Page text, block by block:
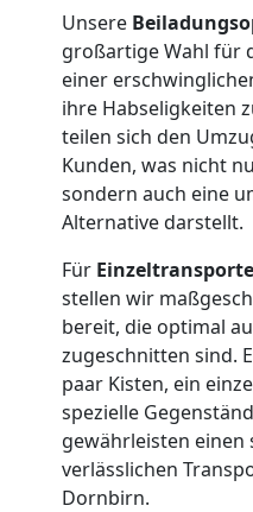
Unsere
großartige Wahl für
einer
ihre Habseligkeiten
teilen sich den
Kunden, was nicht
sondern auch eine
Alternative darstellt.
Für Einzeltransporte
stellen wir
bereit, die optimal
zugeschnitten sind.
paar Kisten, ein
spezielle
gewährleisten einen
verlässlichen
Dornbirn.
Umzug